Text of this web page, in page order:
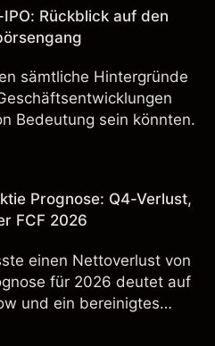
IPO: Rückblick auf den
sämtliche Hintergründe
Bedeutung sein könnten.
Prognose: Q4-Verlust,
FCF 2026
einen Nettoverlust von
für 2026 deutet auf
und ein bereinigtes
€ hin. Die